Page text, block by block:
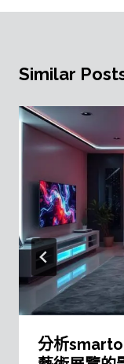
Similar
分析